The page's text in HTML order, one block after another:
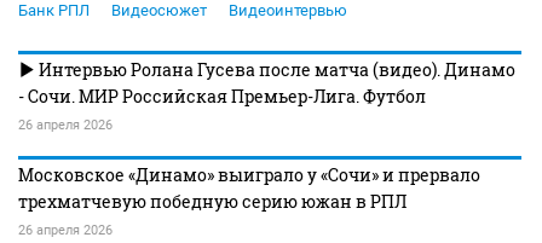
Банк РПЛ
Видеосюжет Видеоинтервью
Интервью Ролана Гусева после матча (видео). Динамо
- Сочи. МИР Российская Премьер-Лига. Футбол
26 апреля 2026
Московское «Динамо» выиграло у «Сочи» и прервало
трехматчевую победную серию южан в РПЛ
26 апреля 2026